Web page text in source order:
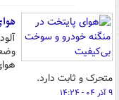
متحرک و ثابت دارد.
۹ آذر ۰۴ - ۱۴:۲۴